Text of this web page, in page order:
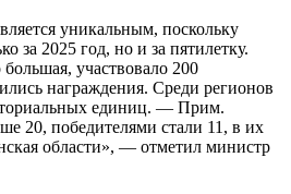
уникальным, поскольку
за 2025 год, но и за пятилетку.
участвовало 200
награждения. Среди регионов
единиц. — Прим.
20, победителями стали 11, в их
области», — отметил министр